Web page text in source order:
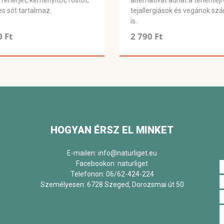
sót tartalmaz.
Ft
tejallergiások és vegánok
is.
2 790 Ft
HOGYAN ÉRSZ EL MINKET
E-mailen: info@naturliget.eu
Facebookon: naturliget
Telefonon: 06/62-424-224
Személyesen: 6728 Szeged, Dorozsmai út 50